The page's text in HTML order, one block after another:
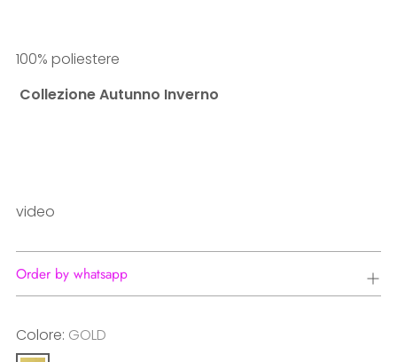
100% poliestere
Collezione Autunno Inverno
video
Order by whatsapp
Colore: GOLD